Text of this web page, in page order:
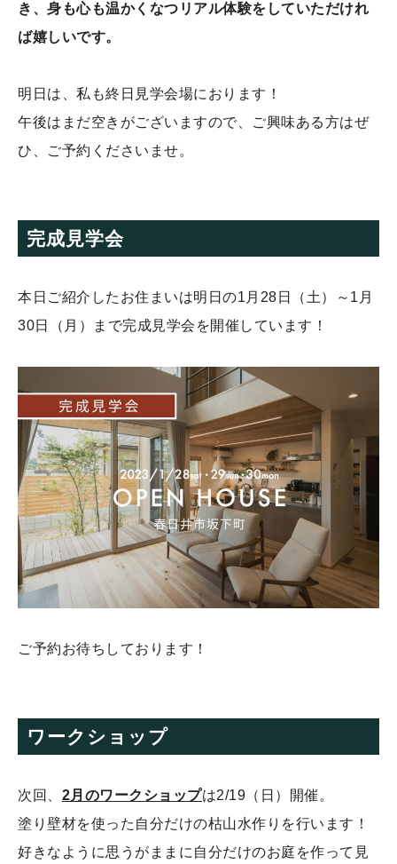
き、身も心も温かくなつリアル体験をしていただけれ
ば嬉しいです。
明日は、私も終日見学会場におります！
午後はまだ空きがございますので、ご興味ある方はぜ
ひ、ご予約くださいませ。
完成見学会
本日ご紹介したお住まいは明日の1月28日（土）～1月
30日（月）まで完成見学会を開催しています！
ご予約お待ちしております！
ワークショップ
次回、 2月のワークショップは2/19（日）開催。
塗り壁材を使った自分だけの枯山水作りを行います！
好きなように思うがままに自分だけのお庭を作って見